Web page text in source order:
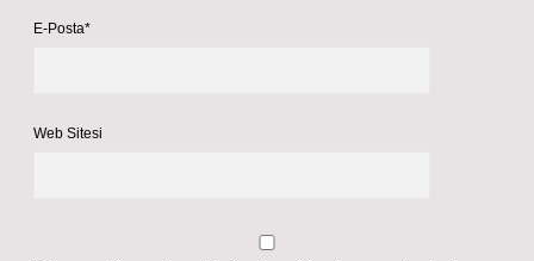
E-Posta*
Web Sitesi